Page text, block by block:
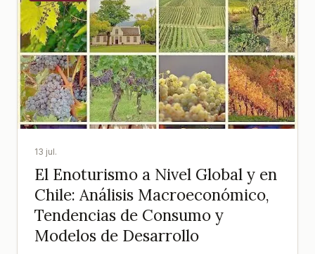
13 jul.
El Enoturismo a Nivel Global y en
Chile: Análisis Macroeconómico,
Tendencias de Consumo y
Modelos de Desarrollo